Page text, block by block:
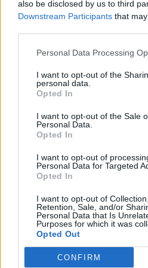
also be disclosed by us to third
Downstream Participants that
Personal Data Processing
I want to opt-out of the
personal data.
Opted In
I want to opt-out of the Sale
Personal Data.
Opted In
I want to opt-out of
Personal Data for Targeted
Opted In
I want to opt-out of
Retention, Sale, and/or
Personal Data that Is
Purposes for which it was
Opted Out
CONFIRM
Žinios | Lietuvos diena
Savaitės vidurys nusimato
Žinios | Orai
Nufilmavo, kaip patvino
vaizdas pribloškia
Žinios | Lietuvos diena
V. Zalužno pasisakymą laiko
Ukrainos politikoje: jis yra
Laidos | Nauja diena